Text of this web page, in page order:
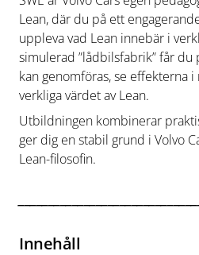
Lean, där du på ett
uppleva vad Lean innebär i
simulerad ”lådbilsfabrik” får
kan genomföras, se effekterna
verkliga värdet av Lean.
Utbildningen kombinerar
ger dig en stabil grund i Volvo
Lean-filosofin.
Innehåll